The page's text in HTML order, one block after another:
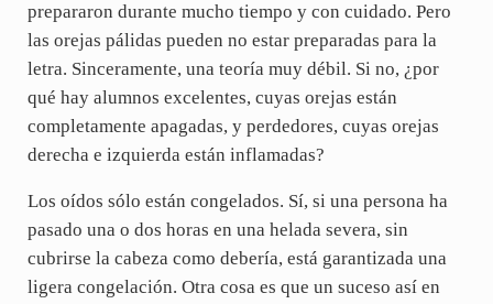
prepararon durante mucho tiempo y con cuidado. Pero
las orejas pálidas pueden no estar preparadas para la
letra. Sinceramente, una teoría muy débil. Si no, ¿por
qué hay alumnos excelentes, cuyas orejas están
completamente apagadas, y perdedores, cuyas orejas
derecha e izquierda están inflamadas?
Los oídos sólo están congelados. Sí, si una persona ha
pasado una o dos horas en una helada severa, sin
cubrirse la cabeza como debería, está garantizada una
ligera congelación. Otra cosa es que un suceso así en